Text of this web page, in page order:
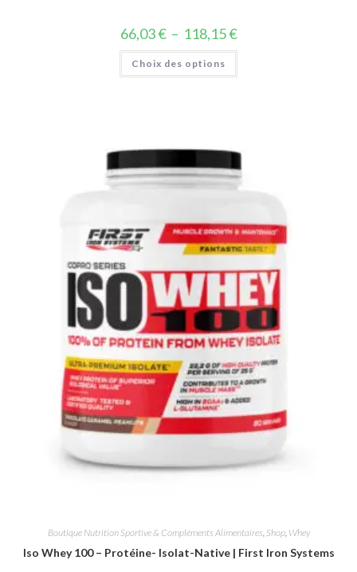
66,03€ – 118,15€
Choix des options
Boutique Nutrition Sportive & Compléments Alimentaires, Shop, Whey
Iso Whey 100 – Protéine- Isolat-Native | First Iron Systems